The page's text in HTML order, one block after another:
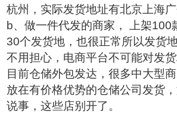
杭州，实际发货地址有北京上海
b、做一件代发的商家， 上架100
30个发货地，也很正常所以发货
不用担心，电商平台不可能对发货
目前仓储外包发达，很多中大型
放在有价格优势的仓储公司发货
说事，这些店别开了。